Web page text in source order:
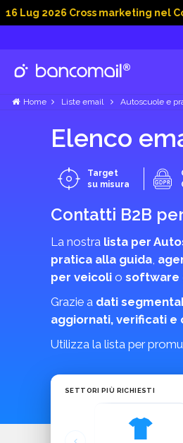
Cross marketing nel Cold B2B:
Home Liste email Autoscuole e
Elenco
Target
su misura
Contatti B2B
La nostra lista per
pratica alla guida,
per veicoli o software
Grazie a dati
aggiornati, verificati e
Utilizza la lista per
SETTORI PIÙ RICHIESTI